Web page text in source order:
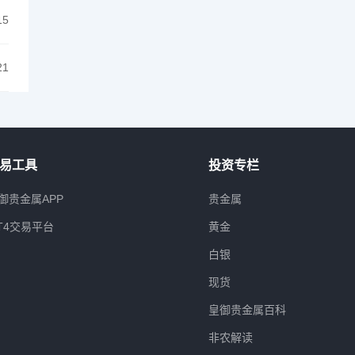
工具
贵金属APP
交易平台
投资专栏
贵金属
黄金
白银
现货
皇御贵金属百科
非农解读